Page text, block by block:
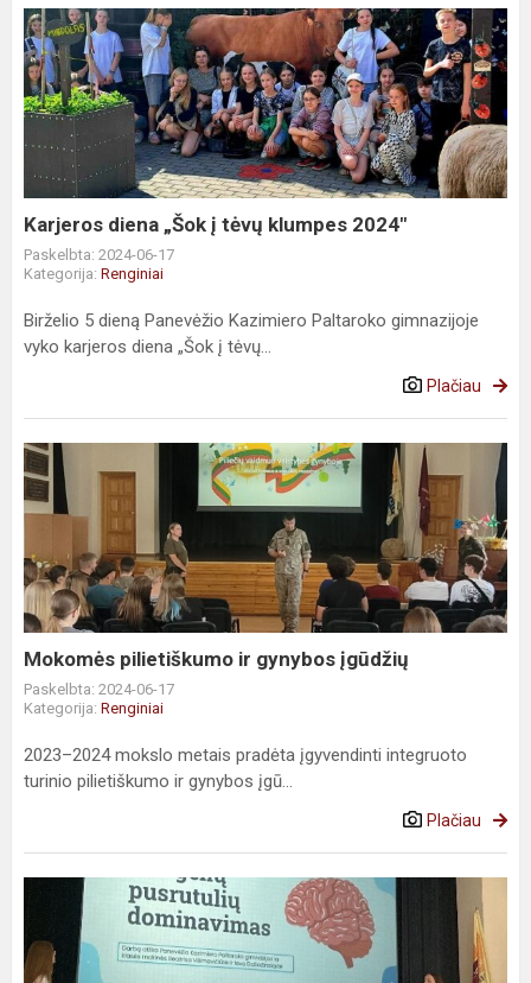
Karjeros
diena
„Šok
į
klumpes
2024"
Karjeros diena „Šok į tėvų klumpes 2024"
Paskelbta: 2024-06-17
Kategorija: Renginiai
Birželio 5 dieną Panevėžio Kazimiero Paltaroko gimnazijoje
vyko karjeros diena „Šok į tėvų...
Plačiau
Mokomės
pilietiškumo
ir
įgūdžių
Mokomės pilietiškumo ir gynybos įgūdžių
Paskelbta: 2024-06-17
Kategorija: Renginiai
2023–2024 mokslo metais pradėta įgyvendinti integruoto
turinio pilietiškumo ir gynybos įgū...
Plačiau
Projektų